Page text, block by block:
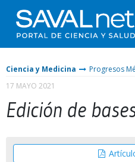
Ciencia y Medicina
Progresos
17 MAYO 2021
Edición de